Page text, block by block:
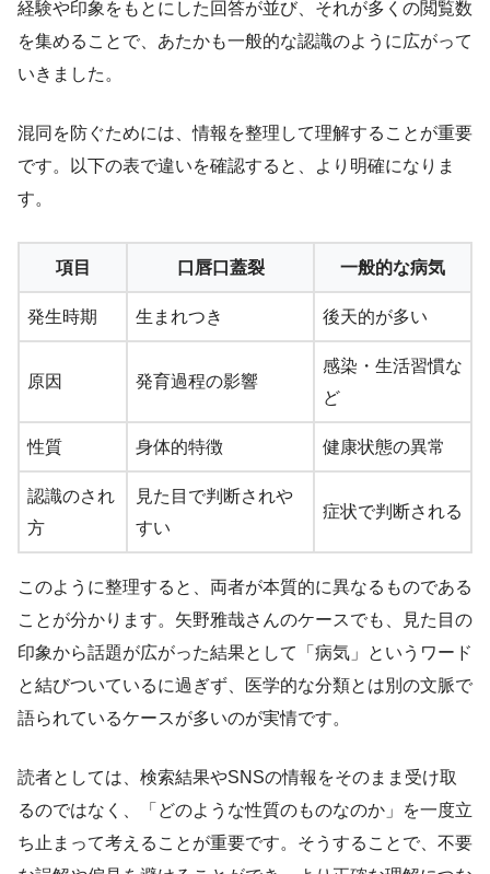
経験や印象をもとにした回答が並び、それが多くの閲覧数
を集めることで、あたかも一般的な認識のように広がって
いきました。
混同を防ぐためには、情報を整理して理解することが重要
です。以下の表で違いを確認すると、より明確になりま
す。
項目 口唇口蓋裂 一般的な病気
発生時期 生まれつき 後天的が多い
原因 発育過程の影響
感染・生活習慣な
ど
性質 身体的特徴 健康状態の異常
認識のされ
方
見た目で判断されや
すい
症状で判断される
このように整理すると、両者が本質的に異なるものである
ことが分かります。矢野雅哉さんのケースでも、見た目の
印象から話題が広がった結果として「病気」というワード
と結びついているに過ぎず、医学的な分類とは別の文脈で
語られているケースが多いのが実情です。
読者としては、検索結果やSNSの情報をそのまま受け取
るのではなく、「どのような性質のものなのか」を一度立
ち止まって考えることが重要です。そうすることで、不要